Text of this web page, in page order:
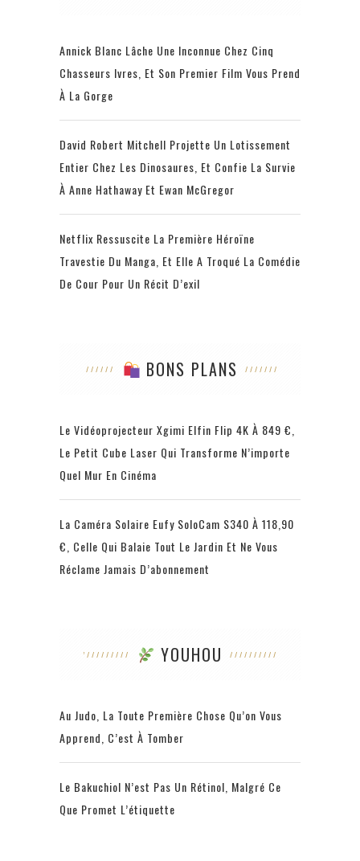
Annick Blanc Lâche Une Inconnue Chez Cinq
Chasseurs Ivres, Et Son Premier Film Vous Prend
À La Gorge
David Robert Mitchell Projette Un Lotissement
Entier Chez Les Dinosaures, Et Confie La Survie
À Anne Hathaway Et Ewan McGregor
Netflix Ressuscite La Première Héroïne
Travestie Du Manga, Et Elle A Troqué La Comédie
De Cour Pour Un Récit D’exil
BONS PLANS
Le Vidéoprojecteur Xgimi Elfin Flip 4K À 849 €,
Le Petit Cube Laser Qui Transforme N’importe
Quel Mur En Cinéma
La Caméra Solaire Eufy SoloCam S340 À 118,90
€, Celle Qui Balaie Tout Le Jardin Et Ne Vous
Réclame Jamais D’abonnement
YOUHOU
Au Judo, La Toute Première Chose Qu’on Vous
Apprend, C’est À Tomber
Le Bakuchiol N’est Pas Un Rétinol, Malgré Ce
Que Promet L’étiquette